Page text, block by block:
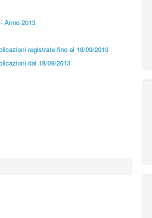
Anno 2013
registrate fino al 18/09/2013
dal 18/09/2013